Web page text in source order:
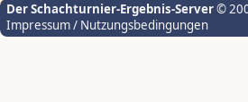
Der Schachturnier-Ergebnis-Server©
Impressum / Nutzungsbedingungen